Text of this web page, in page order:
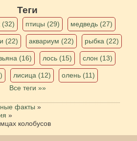
Теги
(32) птицы (29) медведь (27)
(22) аквариум (22) рыбка (22)
(16) лось (15) слон (13)
лисица (12)
олень (11)
Все теги »»
факты »
»
колобусов